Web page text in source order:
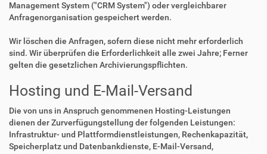
Management System ("CRM System") oder vergleichbarer
Anfragenorganisation gespeichert werden.
Wir löschen die Anfragen, sofern diese nicht mehr erforderlich
sind. Wir überprüfen die Erforderlichkeit alle zwei Jahre; Ferner
gelten die gesetzlichen Archivierungspflichten.
Hosting und E-Mail-Versand
Die von uns in Anspruch genommenen Hosting-Leistungen
dienen der Zurverfügungstellung der folgenden Leistungen:
Infrastruktur- und Plattformdienstleistungen, Rechenkapazität,
Speicherplatz und Datenbankdienste, E-Mail-Versand,